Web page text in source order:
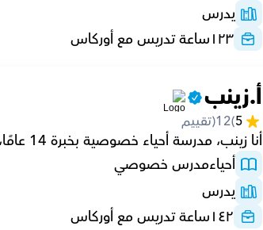
يدرس
١٢٣ساعة تدريس مع أوركاس
أ.زينب
5
(
12(تقييم
أنا زينب، مدرسة أحياء خصوصية بخبرة 14 عامًا، ألهم الطلاب لحب العلوم.
أحياءمدرس خصوصي
يدرس
١٤٢ساعة تدريس مع أوركاس